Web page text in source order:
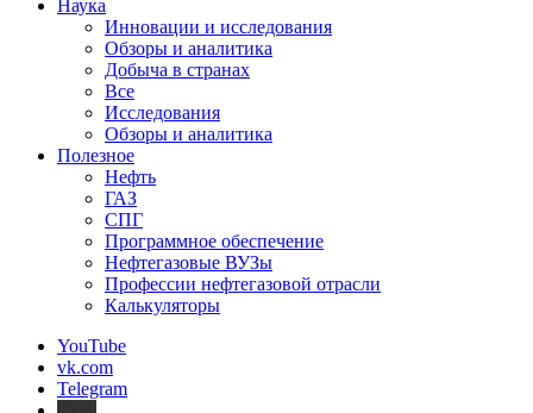
Наука
Инновации и исследования
Обзоры и аналитика
Добыча в странах
Все
Исследования
Обзоры и аналитика
Полезное
Нефть
ГАЗ
СПГ
Программное обеспечение
Нефтегазовые ВУЗы
Профессии нефтегазовой отрасли
Калькуляторы
YouTube
vk.com
Telegram